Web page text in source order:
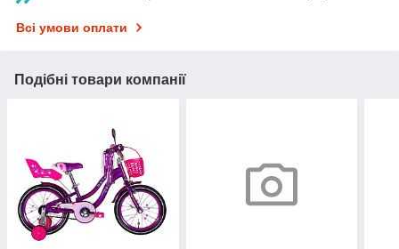
Всі умови оплати
Подібні товари компанії